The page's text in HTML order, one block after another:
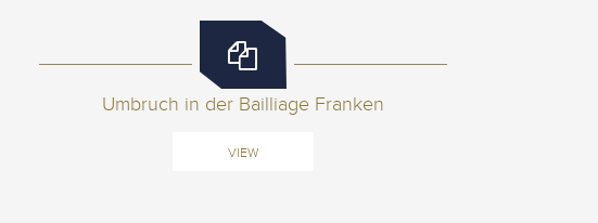
Umbruch in der Bailliage Franken
VIEW